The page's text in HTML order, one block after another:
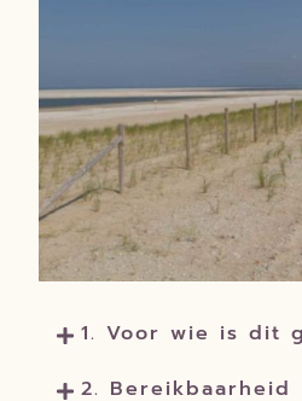
1. Voor wie is dit
2. Bereikbaarheid